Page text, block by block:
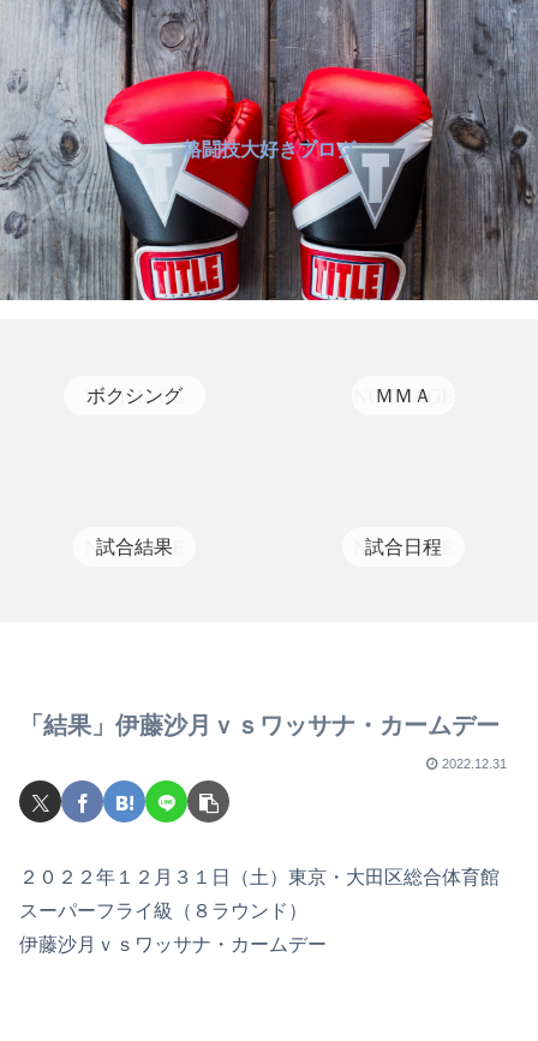
格闘技大好きブログ
ボクシング ＭＭＡ
試合結果 試合日程
「結果」伊藤沙月ｖｓワッサナ・カームデー
2022.12.31
２０２２年１２月３１日（土）東京・大田区総合体育館
スーパーフライ級（８ラウンド）
伊藤沙月ｖｓワッサナ・カームデー